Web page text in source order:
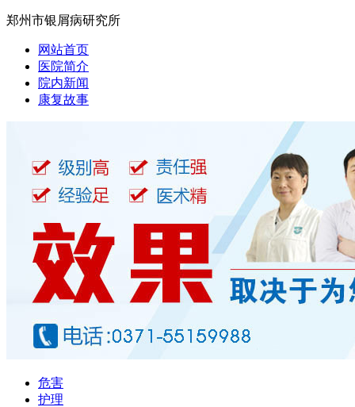
郑州市银屑病研究所
网站首页
医院简介
院内新闻
康复故事
危害
护理